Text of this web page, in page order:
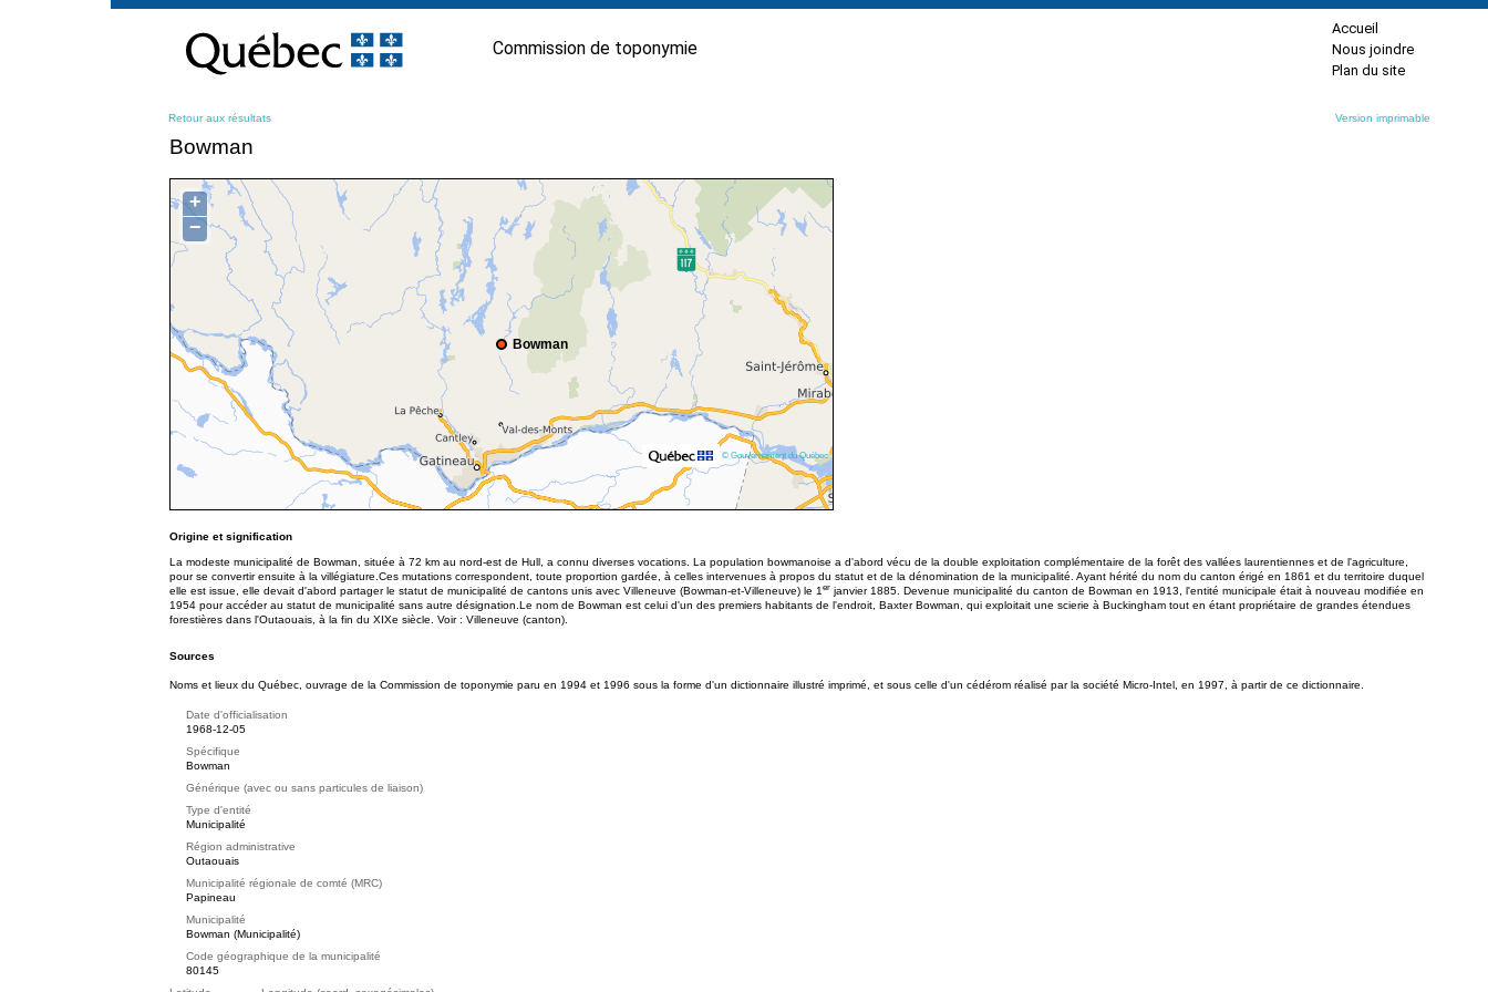
contenu
Commission de toponymie
Accueil
Nous joindre
Plan du site
Retour aux résultats Version imprimable
Bowman
Bowman
+
−
© Gouvernement du Québec
Origine et signification
La modeste municipalité de Bowman, située à 72 km au nord-est de Hull, a connu diverses vocations. La population bowmanoise a d'abord vécu de la double exploitation complémentaire de la forêt des vallées laurentiennes et de l'agriculture,
pour se convertir ensuite à la villégiature.Ces mutations correspondent, toute proportion gardée, à celles intervenues à propos du statut et de la dénomination de la municipalité. Ayant hérité du nom du canton érigé en 1861 et du territoire duquel
elle est issue, elle devait d'abord partager le statut de municipalité de cantons unis avec Villeneuve (Bowman-et-Villeneuve) le 1 er janvier 1885. Devenue municipalité du canton de Bowman en 1913, l'entité municipale était à nouveau modifiée en
1954 pour accéder au statut de municipalité sans autre désignation.Le nom de Bowman est celui d'un des premiers habitants de l'endroit, Baxter Bowman, qui exploitait une scierie à Buckingham tout en étant propriétaire de grandes étendues
forestières dans l'Outaouais, à la fin du XIXe siècle. Voir : Villeneuve (canton).
Sources
Noms et lieux du Québec, ouvrage de la Commission de toponymie paru en 1994 et 1996 sous la forme d'un dictionnaire illustré imprimé, et sous celle d'un cédérom réalisé par la société Micro-Intel, en 1997, à partir de ce dictionnaire.
Date d'officialisation
1968-12-05
Spécifique
Bowman
Générique (avec ou sans particules de liaison)
Type d'entité
Municipalité
Région administrative
Outaouais
Municipalité régionale de comté (MRC)
Papineau
Municipalité
Bowman (Municipalité)
Code géographique de la municipalité
80145